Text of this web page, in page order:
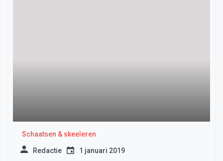
Schaatsen & skeeleren
Redactie 1 januari 2019